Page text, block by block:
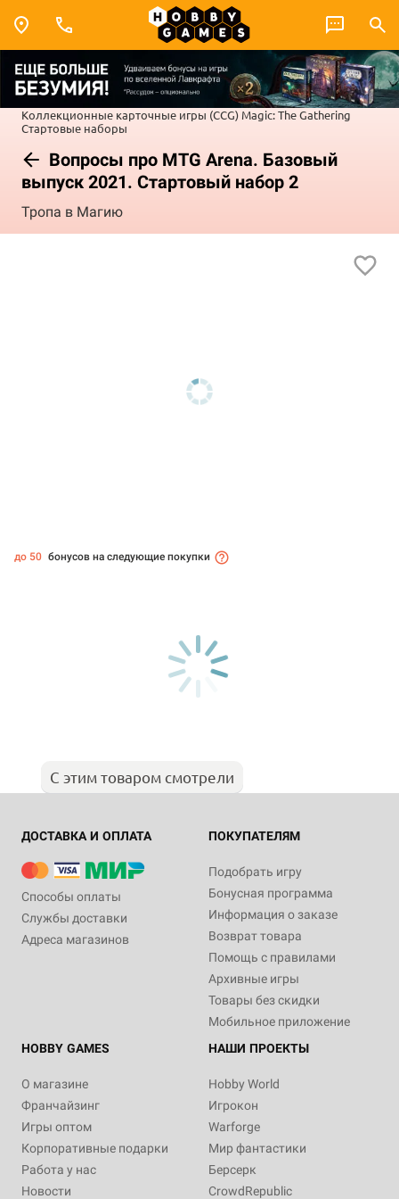
Коллекционные карточные игры (CCG) Magic: The Gathering
Стартовые наборы
Вопросы про MTG Arena. Базовый
выпуск 2021. Стартовый набор 2
Тропа в Магию
до 50 бонусов на следующие покупки
С этим товаром смотрели
ДОСТАВКА И ОПЛАТА
Способы оплаты
Службы доставки
Адреса магазинов
ПОКУПАТЕЛЯМ
Подобрать игру
Бонусная программа
Информация о заказе
Возврат товара
Помощь с правилами
Архивные игры
Товары без скидки
Мобильное приложение
HOBBY GAMES
О магазине
Франчайзинг
Игры оптом
Корпоративные подарки
Работа у нас
Новости
НАШИ ПРОЕКТЫ
Hobby World
Игрокон
Warforge
Мир фантастики
Берсерк
CrowdRepublic